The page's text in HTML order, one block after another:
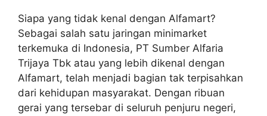
Siapa yang tidak kenal dengan Alfamart?
Sebagai salah satu jaringan minimarket
terkemuka di Indonesia, PT Sumber Alfaria
Trijaya Tbk atau yang lebih dikenal dengan
Alfamart, telah menjadi bagian tak terpisahkan
dari kehidupan masyarakat. Dengan ribuan
gerai yang tersebar di seluruh penjuru negeri,